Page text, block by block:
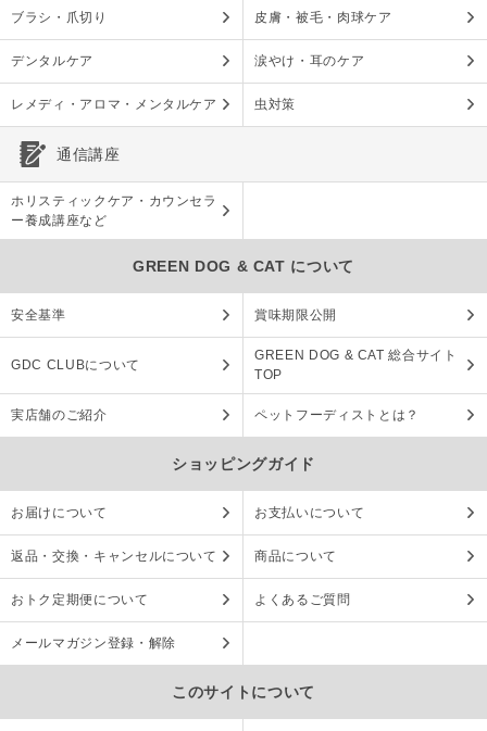
ブラシ・爪切り 皮膚・被毛・肉球ケア
デンタルケア 涙やけ・耳のケア
レメディ・アロマ・メンタルケア 虫対策
通信講座
ホリスティックケア・カウンセラ
ー養成講座など
GREEN DOG & CAT について
安全基準 賞味期限公開
GDC CLUBについて
GREEN DOG & CAT 総合サイト
TOP
実店舗のご紹介 ペットフーディストとは？
ショッピングガイド
お届けについて お支払いについて
返品・交換・キャンセルについて 商品について
おトク定期便について よくあるご質問
メールマガジン登録・解除
このサイトについて